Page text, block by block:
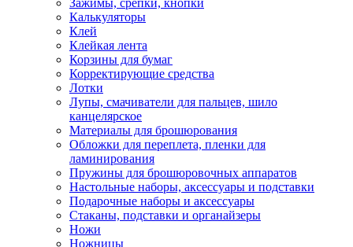
Зажимы, срепки, кнопки
Калькуляторы
Клей
Клейкая лента
Корзины для бумаг
Корректирующие средства
Лотки
Лупы, смачиватели для пальцев, шило
канцелярское
Материалы для брошюрования
Обложки для переплета, пленки для
ламинирования
Пружины для брошюровочных аппаратов
Настольные наборы, аксессуары и подставки
Подарочные наборы и аксессуары
Стаканы, подставки и органайзеры
Ножи
Ножницы